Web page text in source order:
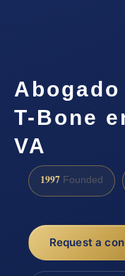
T-Bone
VA
1997 Founded
Request a